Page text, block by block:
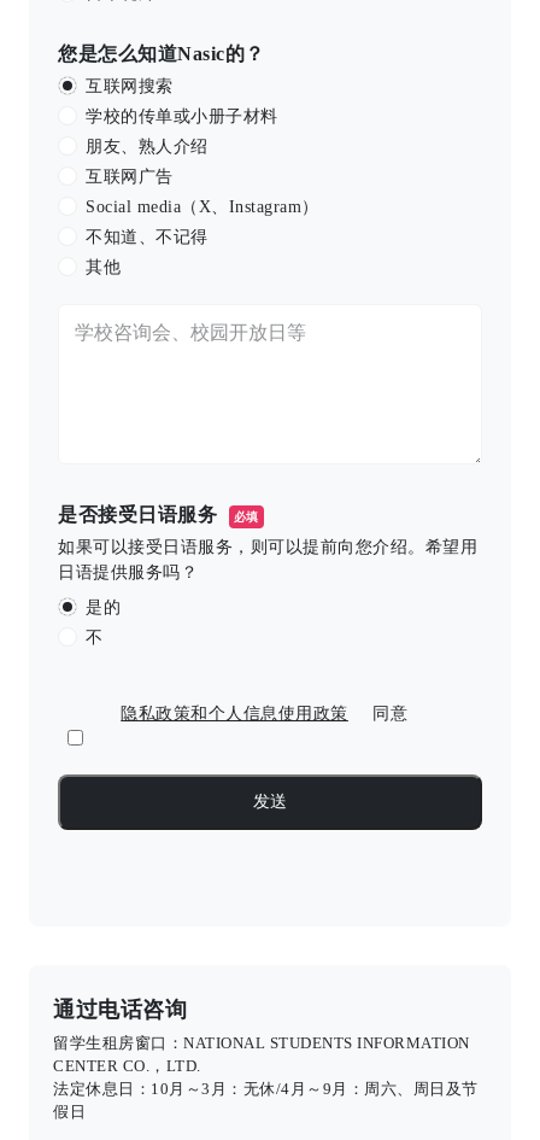
您是怎么知道Nasic的？
互联网搜索
学校的传单或小册子材料
朋友、熟人介绍
互联网广告
Social media（X、Instagram）
不知道、不记得
其他
是否接受日语服务 必填
如果可以接受日语服务，则可以提前向您介绍。希望用
日语提供服务吗？
是的
不
隐私政策和个人信息使用政策 同意
通过电话咨询
留学生租房窗口：NATIONAL STUDENTS INFORMATION
CENTER CO.，LTD.
法定休息日：10月～3月：无休/4月～9月：周六、周日及节
假日